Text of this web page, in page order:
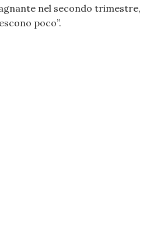
nel secondo trimestre,
poco”.